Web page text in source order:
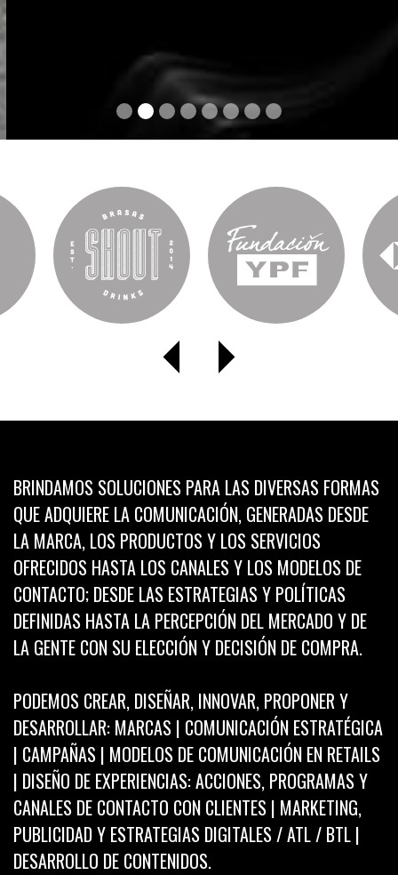
BRINDAMOS SOLUCIONES PARA LAS DIVERSAS FORMAS
QUE ADQUIERE LA COMUNICACIÓN, GENERADAS DESDE
LA MARCA, LOS PRODUCTOS Y LOS SERVICIOS
OFRECIDOS HASTA LOS CANALES Y LOS MODELOS DE
CONTACTO; DESDE LAS ESTRATEGIAS Y POLÍTICAS
DEFINIDAS HASTA LA PERCEPCIÓN DEL MERCADO Y DE
LA GENTE CON SU ELECCIÓN Y DECISIÓN DE COMPRA.
PODEMOS CREAR, DISEÑAR, INNOVAR, PROPONER Y
DESARROLLAR: MARCAS | COMUNICACIÓN ESTRATÉGICA
| CAMPAÑAS | MODELOS DE COMUNICACIÓN EN RETAILS
| DISEÑO DE EXPERIENCIAS: ACCIONES, PROGRAMAS Y
CANALES DE CONTACTO CON CLIENTES | MARKETING,
PUBLICIDAD Y ESTRATEGIAS DIGITALES / ATL / BTL |
DESARROLLO DE CONTENIDOS.